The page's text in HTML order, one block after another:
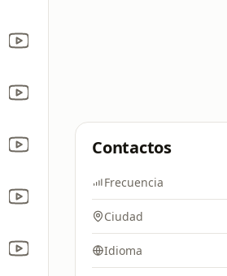
Contactos
Frecuencia
Ciudad
Idioma